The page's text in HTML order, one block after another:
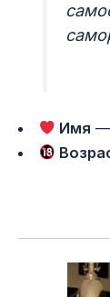
Имя —